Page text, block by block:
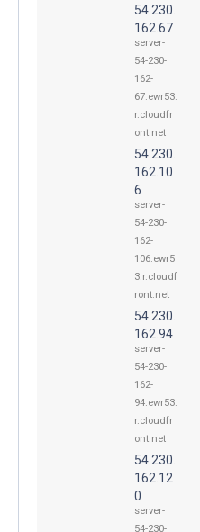
54.230.
162.67
server-
54-230-
162-
67.ewr53.
r.cloudfr
ont.net
54.230.
162.10
6
server-
54-230-
162-
106.ewr5
3.r.cloudf
ront.net
54.230.
162.94
server-
54-230-
162-
94.ewr53.
r.cloudfr
ont.net
54.230.
162.12
0
server-
54-230-